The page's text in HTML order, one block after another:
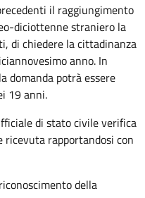
il raggiungimento
diciottenne straniero la
di chiedere la cittadinanza
anno. In
domanda potrà essere
19 anni.
di stato civile verifica
ricevuta rapportandosi con
della